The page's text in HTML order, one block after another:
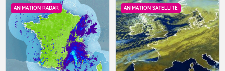
ANIMATION RADAR ANIMATION SATELLITE